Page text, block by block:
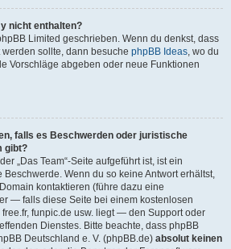
nicht enthalten?
Limited geschrieben. Wenn du denkst, dass
sollte, dann besuche phpBB Ideas, wo du
Vorschläge abgeben oder neue Funktionen
falls es Beschwerden oder juristische
gibt?
„Das Team“-Seite aufgeführt ist, ist ein
Wenn du so keine Antwort erhältst,
kontaktieren (führe dazu eine
— falls diese Seite bei einem kostenlosen
free.fr, funpic.de usw. liegt — den Support oder
Dienstes. Bitte beachte, dass phpBB
Deutschland e. V. (phpBB.de) absolut keinen